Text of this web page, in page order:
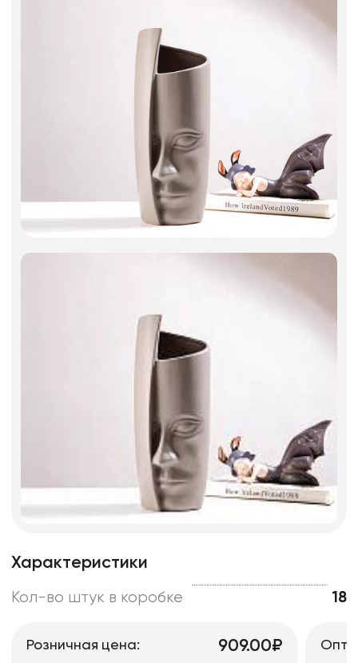
Характеристики
Кол-во штук в коробке 18
Розничная цена: 909.00₽